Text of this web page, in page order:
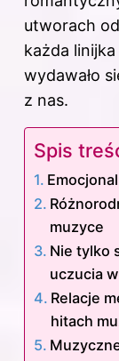
utworach
każda
wydawało
z nas.
Spis
muzyce
Nie tylko
uczucia w
Relacje
hitach